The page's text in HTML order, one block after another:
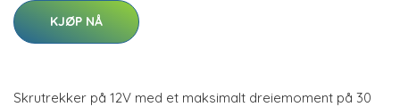
KJØP NÅ
Skrutrekker på 12V med et maksimalt dreiemoment på 30